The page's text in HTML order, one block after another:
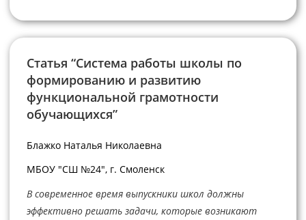
Статья “Система работы школы по
формированию и развитию
функциональной грамотности
обучающихся”
Блажко Наталья Николаевна
МБОУ "СШ №24", г. Смоленск
В современное время выпускники школ должны
эффективно решать задачи, которые возникают